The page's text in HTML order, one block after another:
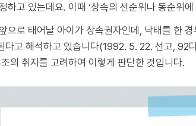
하고 있는데요. 이때 ‘상속의 선순위나 동순위
으로 태어날 아이가 상속권자인데, 낙태를 한
다고 해석하고 있습니다(1992. 5. 22. 선고, 92
의 취지를 고려하여 이렇게 판단한 것입니다.